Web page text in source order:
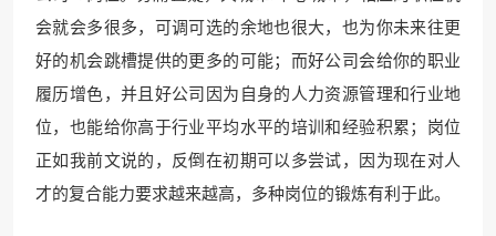
会就会多很多，可调可选的余地也很大，也为你未来往更
好的机会跳槽提供的更多的可能；而好公司会给你的职业
履历增色，并且好公司因为自身的人力资源管理和行业地
位，也能给你高于行业平均水平的培训和经验积累；岗位
正如我前文说的，反倒在初期可以多尝试，因为现在对人
才的复合能力要求越来越高，多种岗位的锻炼有利于此。